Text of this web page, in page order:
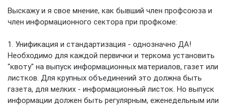
Выскажу и я свое мнение, как бывший член профсоюза и
член информационного сектора при профкоме:
1. Унификация и стандартизация - однозначно ДА!
Необходимо для каждой первички и теркома установить
"квоту" на выпуск информационных материалов, газет или
листков. Для крупных объединений это должна быть
газета, для мелких - информационный листок. Но выпуск
информации должен быть регулярным, еженедельным или